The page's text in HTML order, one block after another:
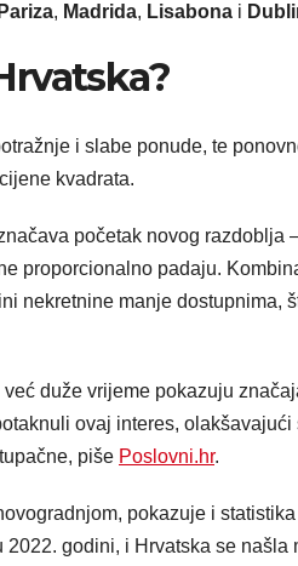
Pariza, Madrida, Lisabona i
i slabe ponude, te
kvadrata.
početak novog
proporcionalno padaju.
nekretnine manje dostupnima,
duže vrijeme pokazuju
ovaj interes,
piše Poslovni.hr.
pokazuje i
godini, i Hrvatska se